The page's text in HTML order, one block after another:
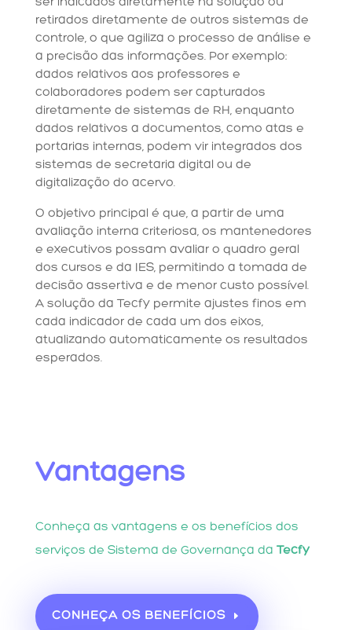
retirados diretamente de outros sistemas de
controle, o que agiliza o processo de análise e
a precisão das informações. Por exemplo:
dados relativos aos professores e
colaboradores podem ser capturados
diretamente de sistemas de RH, enquanto
dados relativos a documentos, como atas e
portarias internas, podem vir integrados dos
sistemas de secretaria digital ou de
digitalização do acervo.
O objetivo principal é que, a partir de uma
avaliação interna criteriosa, os mantenedores
e executivos possam avaliar o quadro geral
dos cursos e da IES, permitindo a tomada de
decisão assertiva e de menor custo possível.
A solução da Tecfy permite ajustes finos em
cada indicador de cada um dos eixos,
atualizando automaticamente os resultados
esperados.
Vantagens
Conheça as vantagens e os benefícios dos
serviços de Sistema de Governança da Tecfy
CONHEÇA OS BENEFÍCIOS